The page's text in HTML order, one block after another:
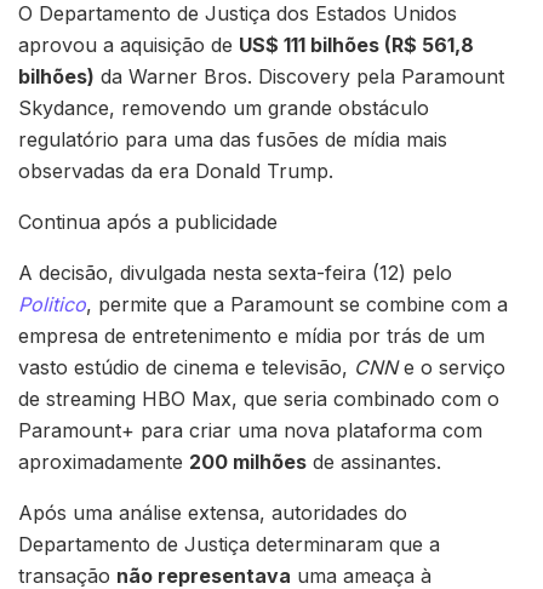
O Departamento de Justiça dos Estados Unidos
aprovou a aquisição de US$ 111 bilhões (R$ 561,8
bilhões) da Warner Bros. Discovery pela Paramount
Skydance, removendo um grande obstáculo
regulatório para uma das fusões de mídia mais
observadas da era Donald Trump.
Continua após a publicidade
A decisão, divulgada nesta sexta-feira (12) pelo
Politico, permite que a Paramount se combine com a
empresa de entretenimento e mídia por trás de um
vasto estúdio de cinema e televisão, CNNe o serviço
de streaming HBO Max, que seria combinado com o
Paramount+ para criar uma nova plataforma com
aproximadamente 200 milhões de assinantes.
Após uma análise extensa, autoridades do
Departamento de Justiça determinaram que a
transação não representava uma ameaça à